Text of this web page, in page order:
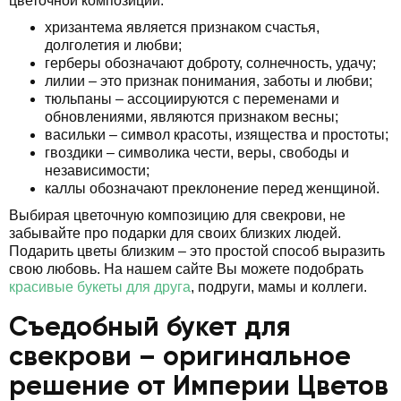
хризантема является признаком счастья,
долголетия и любви;
герберы обозначают доброту, солнечность, удачу;
лилии – это признак понимания, заботы и любви;
тюльпаны – ассоциируются с переменами и
обновлениями, являются признаком весны;
васильки – символ красоты, изящества и простоты;
гвоздики – символика чести, веры, свободы и
независимости;
каллы обозначают преклонение перед женщиной.
Выбирая цветочную композицию для свекрови, не
забывайте про подарки для своих близких людей.
Подарить цветы близким – это простой способ выразить
свою любовь. На нашем сайте Вы можете подобрать
красивые букеты для друга, подруги, мамы и коллеги.
Съедобный букет для
свекрови – оригинальное
решение от Империи Цветов